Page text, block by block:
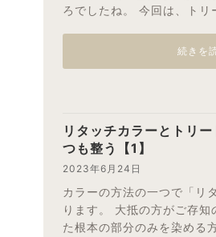
ろでしたね。 今回は、ト
続きを
リタッチカラーとトリ
つも整う【1】
2023年6月24日
カラーの方法の一つで「リ
ります。 大抵の方がご存知
た根本の部分のみを染める